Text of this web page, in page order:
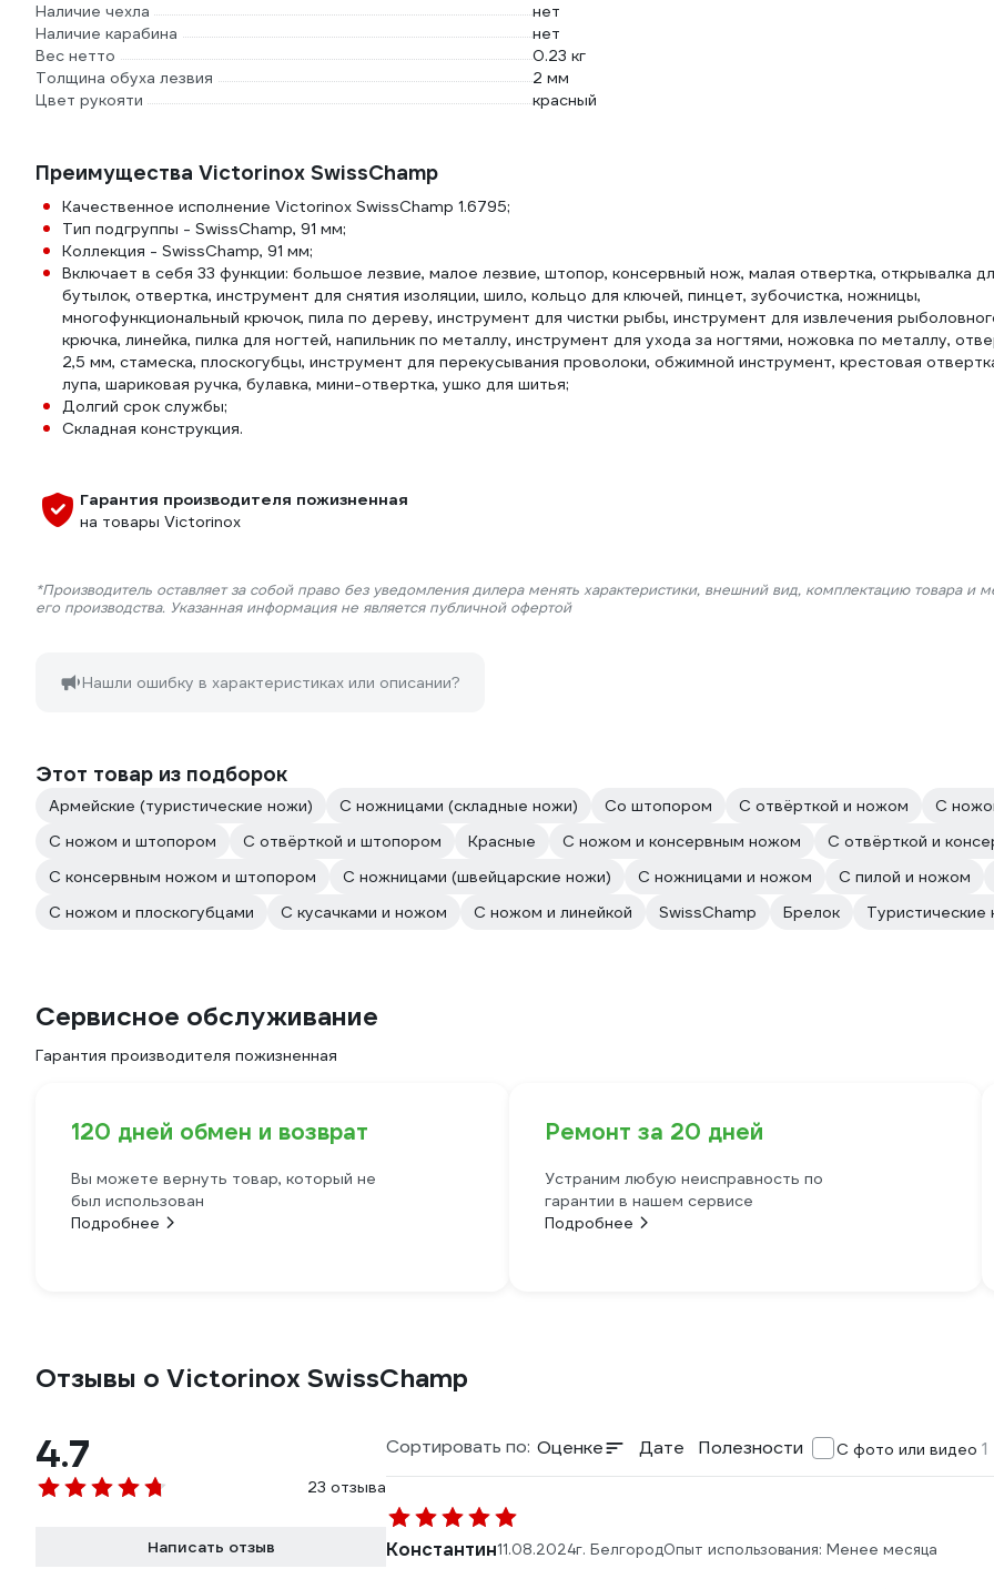
Наличие чехла
нет
Наличие карабина
нет
Вес нетто
0.23 кг
Толщина обуха лезвия
2 мм
Цвет рукояти
красный
Преимущества Victorinox SwissChamp
Качественное исполнение Victorinox SwissChamp 1.6795;
Тип подгруппы - SwissChamp, 91 мм;
Коллекция - SwissChamp, 91 мм;
Включает в себя 33 функции: большое лезвие, малое лезвие, штопор, консервный нож, малая отвертка, открывалка
бутылок, отвертка, инструмент для снятия изоляции, шило, кольцо для ключей, пинцет, зубочистка, ножницы,
многофункциональный крючок, пила по дереву, инструмент для чистки рыбы, инструмент для извлечения
крючка, линейка, пилка для ногтей, напильник по металлу, инструмент для ухода за ногтями, ножовка по металлу,
2,5 мм, стамеска, плоскогубцы, инструмент для перекусывания проволоки, обжимной инструмент, крестовая
лупа, шариковая ручка, булавка, мини-отвертка, ушко для шитья;
Долгий срок службы;
Складная конструкция.
Гарантия производителя пожизненная
на товары Victorinox
*Производитель оставляет за собой право без уведомления дилера менять характеристики, внешний вид, комплектацию товара и
его производства. Указанная информация не является публичной офертой
Нашли ошибку в характеристиках или описании?
Этот товар из подборок
Армейские (туристические ножи) С ножницами (складные ножи) Со штопором С отвёрткой и ножом С
С ножом и штопором
С отвёрткой и штопором Красные С ножом и консервным ножом С отвёрткой и
С консервным ножом и штопором
С ножницами (швейцарские ножи) С ножницами и ножом С пилой и ножом
С ножом и плоскогубцами
С кусачками и ножом С ножом и линейкой SwissChamp Брелок
Сервисное обслуживание
Гарантия производителя пожизненная
120 дней обмен и возврат
Вы можете вернуть товар, который не
был использован
Подробнее
Ремонт за 20 дней
Устраним любую неисправность по
гарантии в нашем сервисе
Подробнее
Отзывы о Victorinox SwissChamp
4.7
23 отзыва
Написать отзыв
Сортировать по: Оценке Дате Полезности С фото или видео 1
Константин11.08.2024г. БелгородОпыт использования: Менее месяца